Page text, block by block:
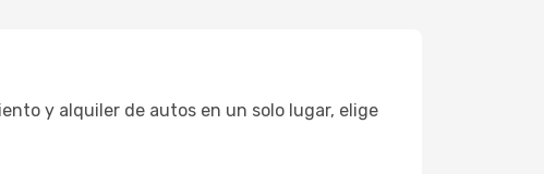
y alquiler de autos en un solo lugar, elige